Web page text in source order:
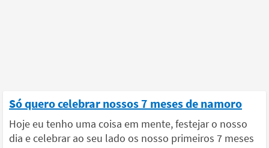
Só quero celebrar nossos 7 meses de namoro
Hoje eu tenho uma coisa em mente, festejar o nosso
dia e celebrar ao seu lado os nosso primeiros 7 meses